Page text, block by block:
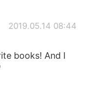
2019.05.14 08:44
books! And I